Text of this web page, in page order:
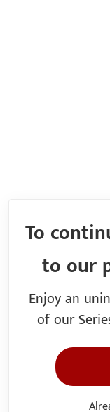
To
to our
Enjoy an
of our